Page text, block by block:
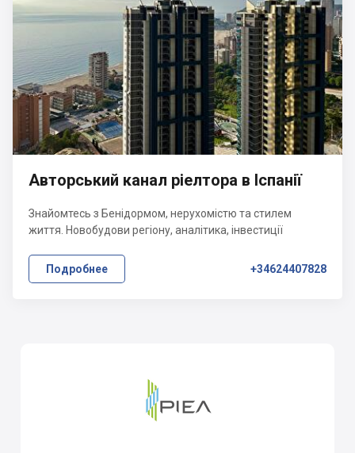
Авторський канал ріелтора в Іспанії
Знайомтесь з Бенідормом, нерухомістю та стилем
життя. Новобудови регіону, аналітика, інвестиції
Подробнее +34624407828